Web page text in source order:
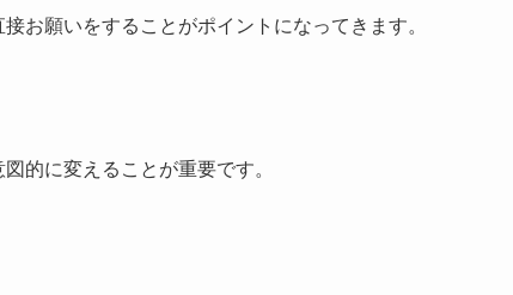
お願いをすることがポイントになってきます。
的に変えることが重要です。